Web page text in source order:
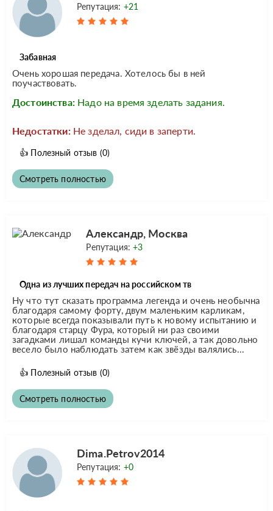
Репутация: +21
Забавная
Очень хорошая передача. Хотелось бы в ней
поучаствовать.
Достоинства: Надо на время зделать задания.
Недостатки: Не зделал, сиди в заперти.
👍 Полезный отзыв (0)
Смотреть полностью
Александр, Москва
Репутация:+3
Одна из лучших передач на российском тв
Ну что тут сказать программа легенда и очень необычна
благодаря самому форту, двум маленьким карликам,
которые всегда показывали путь к новому испытанию и
благодаря старцу Фура, который ни раз своими
загадками лишал команды кучи ключей, а так довольно
весело было наблюдать затем как звёзды валялись...
👍 Полезный отзыв (0)
Смотреть полностью
Dima.Petrov2014
Репутация: +0